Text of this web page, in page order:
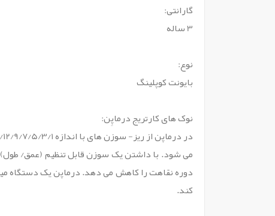
گارانتی:
3 ساله
نوع:
بایونت کوپلینگ
نوک های کارتریج درماپِن:
می شود. با داشتن یک سوزن قابل تنظیم (عمق/
کند.